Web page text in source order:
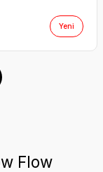
Yeni
Flow